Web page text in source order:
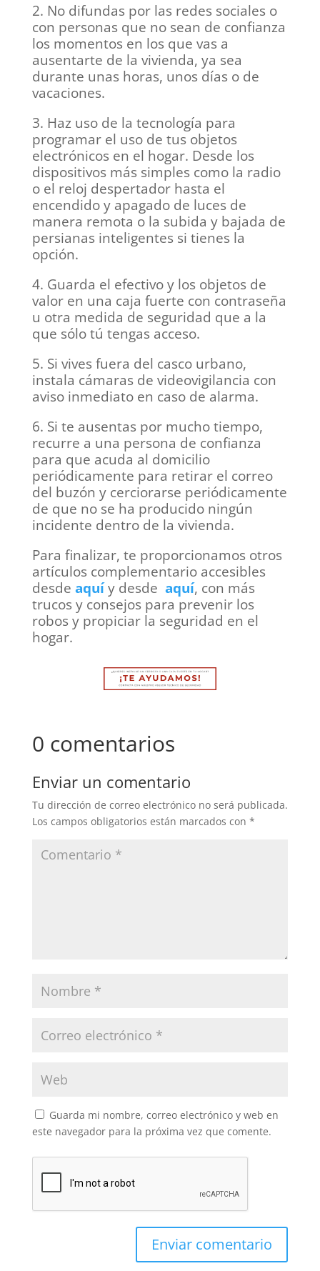
2. No difundas por las redes sociales o
con personas que no sean de confianza
los momentos en los que vas a
ausentarte de la vivienda, ya sea
durante unas horas, unos días o de
vacaciones.
3. Haz uso de la tecnología para
programar el uso de tus objetos
electrónicos en el hogar. Desde los
dispositivos más simples como la radio
o el reloj despertador hasta el
encendido y apagado de luces de
manera remota o la subida y bajada de
persianas inteligentes si tienes la
opción.
4. Guarda el efectivo y los objetos de
valor en una caja fuerte con contraseña
u otra medida de seguridad que a la
que sólo tú tengas acceso.
5. Si vives fuera del casco urbano,
instala cámaras de videovigilancia con
aviso inmediato en caso de alarma.
6. Si te ausentas por mucho tiempo,
recurre a una persona de confianza
para que acuda al domicilio
periódicamente para retirar el correo
del buzón y cerciorarse periódicamente
de que no se ha producido ningún
incidente dentro de la vivienda.
Para finalizar, te proporcionamos otros
artículos complementario accesibles
desde aquí y desde aquí, con más
trucos y consejos para prevenir los
robos y propiciar la seguridad en el
hogar.
0 comentarios
Enviar un comentario
Tu dirección de correo electrónico no será publicada.
Los campos obligatorios están marcados con *
Guarda mi nombre, correo electrónico y web en
este navegador para la próxima vez que comente.
Enviar comentario